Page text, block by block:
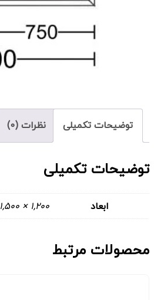
توضیحات تکمیلی نظرات (0)
توضیحات تکمیلی
ابعاد 1,200 × 1,500 سانتیمتر
محصولات مرتبط